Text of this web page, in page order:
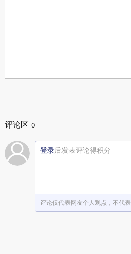
评论区 0
登录后发表评论得积分
评论仅代表网友个人观点，不代